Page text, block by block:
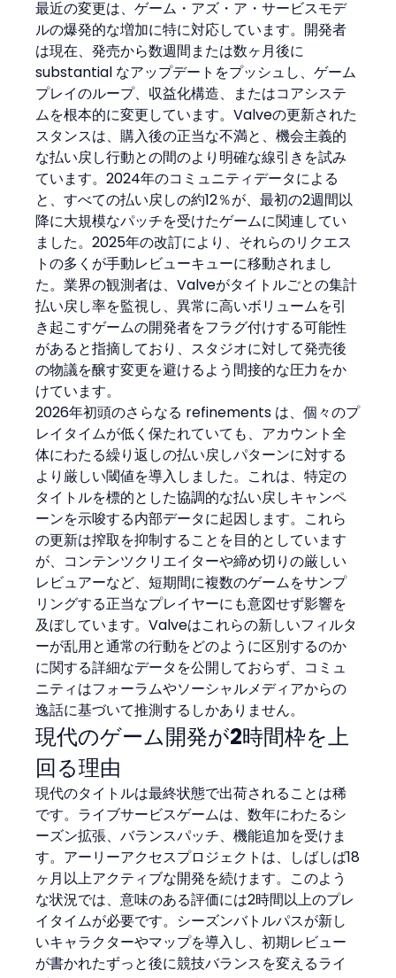
最近の変更は、ゲーム・アズ・ア・サービスモデ
ルの爆発的な増加に特に対応しています。開発者
は現在、発売から数週間または数ヶ月後に
substantial なアップデートをプッシュし、ゲーム
プレイのループ、収益化構造、またはコアシステ
ムを根本的に変更しています。Valveの更新された
スタンスは、購入後の正当な不満と、機会主義的
な払い戻し行動との間のより明確な線引きを試み
ています。2024年のコミュニティデータによる
と、すべての払い戻しの約12％が、最初の2週間以
降に大規模なパッチを受けたゲームに関連してい
ました。2025年の改訂により、それらのリクエス
トの多くが手動レビューキューに移動されまし
た。業界の観測者は、Valveがタイトルごとの集計
払い戻し率を監視し、異常に高いボリュームを引
き起こすゲームの開発者をフラグ付けする可能性
があると指摘しており、スタジオに対して発売後
の物議を醸す変更を避けるよう間接的な圧力をか
けています。
2026年初頭のさらなる refinements は、個々のプ
レイタイムが低く保たれていても、アカウント全
体にわたる繰り返しの払い戻しパターンに対する
より厳しい閾値を導入しました。これは、特定の
タイトルを標的とした協調的な払い戻しキャンペ
ーンを示唆する内部データに起因します。これら
の更新は搾取を抑制することを目的としています
が、コンテンツクリエイターや締め切りの厳しい
レビュアーなど、短期間に複数のゲームをサンプ
リングする正当なプレイヤーにも意図せず影響を
及ぼしています。Valveはこれらの新しいフィルタ
ーが乱用と通常の行動をどのように区別するのか
に関する詳細なデータを公開しておらず、コミュ
ニティはフォーラムやソーシャルメディアからの
逸話に基づいて推測するしかありません。
現代のゲーム開発が2時間枠を上
回る理由
現代のタイトルは最終状態で出荷されることは稀
です。ライブサービスゲームは、数年にわたるシ
ーズン拡張、バランスパッチ、機能追加を受けま
す。アーリーアクセスプロジェクトは、しばしば18
ヶ月以上アクティブな開発を続けます。このよう
な状況では、意味のある評価には2時間以上のプレ
イタイムが必要です。シーズンバトルパスが新し
いキャラクターやマップを導入し、初期レビュー
が書かれたずっと後に競技バランスを変えるライ